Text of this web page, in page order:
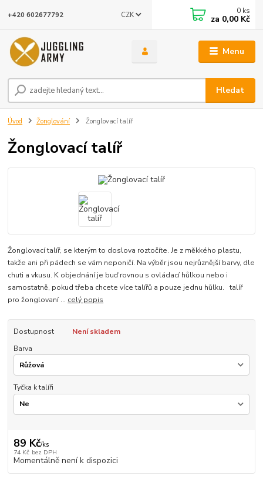
Menu
CZK
Hledat
+420 602677792 0 ks
za 0,00 Kč
Úvod Žonglování Žonglovací talíř
Žonglovací talíř
Žonglovací talíř, se kterým to doslova roztočíte. Je z měkkého plastu,
takže ani při pádech se vám neponičí. Na výběr jsou nejrůznější barvy, dle
chuti a vkusu. K objednání je buď rovnou s ovládací hůlkou nebo i
samostatně, pokud třeba chcete více talířů a pouze jednu hůlku. talíř
pro žonglovaní ... celý popis
Dostupnost
Není skladem
Barva
Tyčka k talíři
89 Kč/ks
74 Kč bez DPH
Momentálně není k dispozici